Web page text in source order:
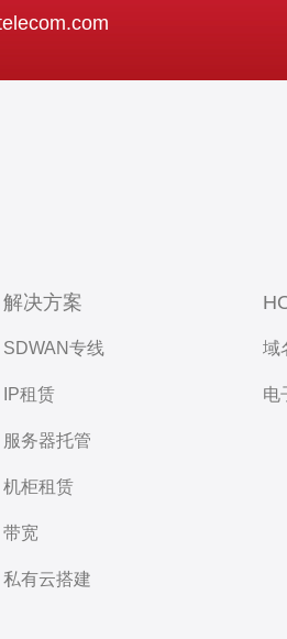
解决方案
SDWAN专线
IP租赁
服务器托管
机柜租赁
带宽
私有云搭建
域
电